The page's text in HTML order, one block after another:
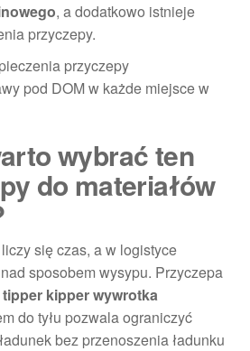
, a dodatkowo istnieje
przyczepy.
przyczepy
pod DOM w każde miejsce w
wybrać ten
do materiałów
się czas, a w logistyce
sposobem wysypu. Przyczepa
kipper wywrotka
do tyłu pozwala ograniczyć
bez przenoszenia ładunku